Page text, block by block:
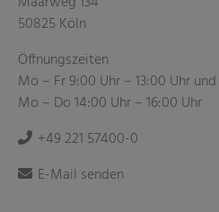
50825 Köln
Öffnungszeiten
Mo – Fr 9:00 Uhr – 13:00 Uhr und
Mo – Do 14:00 Uhr – 16:00 Uhr
+49 221 57400-0
E-Mail senden